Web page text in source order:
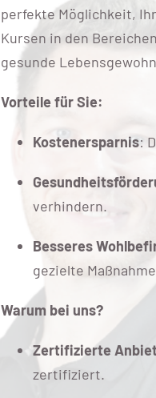
perfekte Möglichkeit,
Kursen in den Bereichen
gesunde
Vorteile für Sie:
Kostenersparnis:
verhindern.
Besseres
gezielte
Warum bei uns?
Zertifizierte
zertifiziert.